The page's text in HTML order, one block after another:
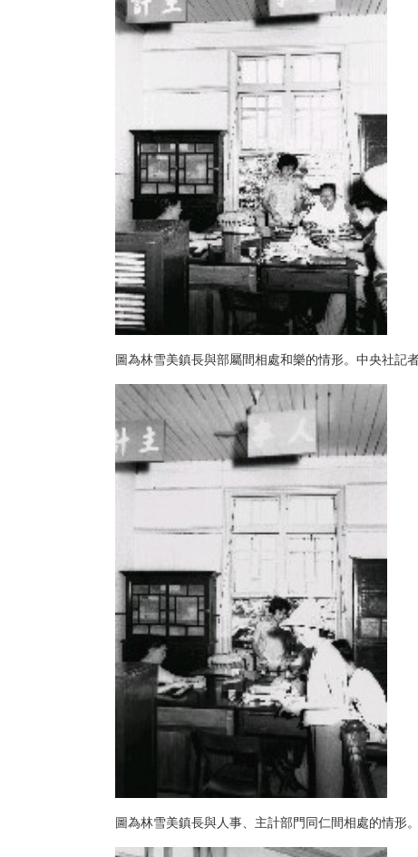
圖為林雪美鎮長與部屬間相處和樂的情形。中央社記
圖為林雪美鎮長與人事、主計部門同仁間相處的情形